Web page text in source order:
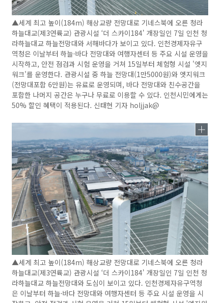
▲세계 최고 높이(184m) 해상교량 전망대로 기네스북에 오른 청라
하늘대교(제3연륙교) 관광시설 ‘더 스카이184’ 개장일인 7일 인천 청
라하늘대교 하늘전망대와 서해바다가 보이고 있다. 인천경제자유구
역청은 이날부터 하늘·바다 전망대와 여행자센터 등 주요 시설 운영을
시작하고, 안전 점검과 시험 운영을 거쳐 15일부터 체험형 시설 '엣지
워크'를 운영한다. 관광시설 중 하늘 전망대(1만5000원)와 엣지워크
(전망대포함 6만원)는 유료로 운영되며, 바다 전망대와 친수공간을
포함한 나머지 공간은 누구나 무료로 이용할 수 있다. 인천시민에게는
50% 할인 혜택이 적용된다. 신태현 기자 holjjak@
▲세계 최고 높이(184m) 해상교량 전망대로 기네스북에 오른 청라
하늘대교(제3연륙교) 관광시설 ‘더 스카이184’ 개장일인 7일 인천 청
라하늘대교 하늘전망대와 도심이 보이고 있다. 인천경제자유구역청
은 이날부터 하늘·바다 전망대와 여행자센터 등 주요 시설 운영을 시